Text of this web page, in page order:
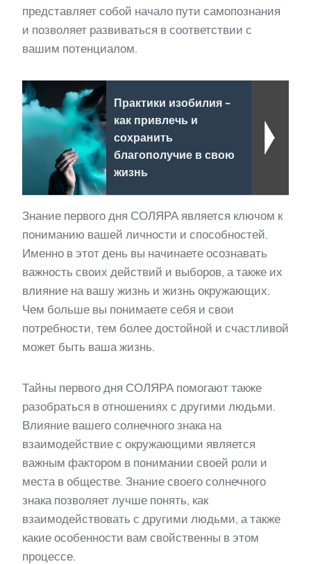
представляет собой начало пути самопознания
и позволяет развиваться в соответствии с
вашим потенциалом.
Практики изобилия -
как привлечь и
сохранить
благополучие в свою
жизнь
Знание первого дня СОЛЯРА является ключом к
пониманию вашей личности и способностей.
Именно в этот день вы начинаете осознавать
важность своих действий и выборов, а также их
влияние на вашу жизнь и жизнь окружающих.
Чем больше вы понимаете себя и свои
потребности, тем более достойной и счастливой
может быть ваша жизнь.
Тайны первого дня СОЛЯРА помогают также
разобраться в отношениях с другими людьми.
Влияние вашего солнечного знака на
взаимодействие с окружающими является
важным фактором в понимании своей роли и
места в обществе. Знание своего солнечного
знака позволяет лучше понять, как
взаимодействовать с другими людьми, а также
какие особенности вам свойственны в этом
процессе.